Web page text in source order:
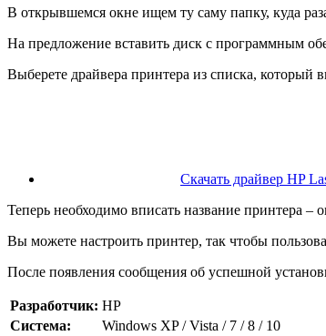
В открывшемся окне ищем ту саму папку, куда
На предложение вставить диск с программным
Выберете драйвера принтера из списка, который
Скачать драйвер HP
Теперь необходимо вписать название принтера
Вы можете настроить принтер, так чтобы
После появления сообщения об успешной
Разработчик: HP
Система:
Windows XP / Vista / 7 / 8 / 10